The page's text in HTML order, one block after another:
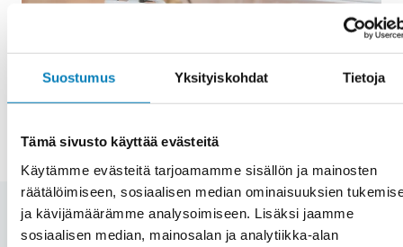
Suostumus Yksityiskohdat Tietoja
Tämä sivusto käyttää evästeitä
Käytämme evästeitä tarjoamamme sisällön ja mainosten
räätälöimiseen, sosiaalisen median ominaisuuksien
ja kävijämäärämme analysoimiseen. Lisäksi jaamme
sosiaalisen median, mainosalan ja analytiikka-alan